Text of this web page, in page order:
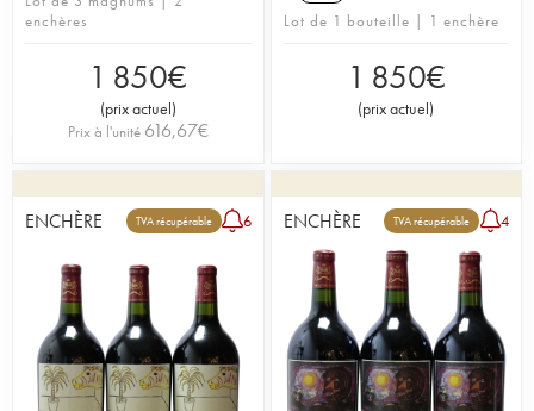
enchères
1 850€
(prix actuel)
Prix à l'unité 616,67€
Lot de 1 bouteille | 1 enchère
1 850€
(prix actuel)
ENCHÈRE TVA récupérable 6 ENCHÈRE TVA récupérable 4